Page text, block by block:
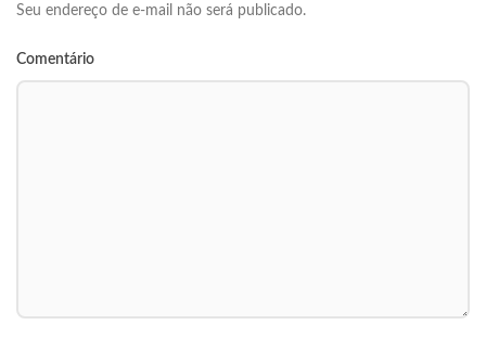
Seu endereço de e-mail não será publicado.
Comentário